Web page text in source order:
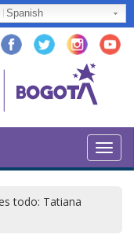
Spanish
todo: Tatiana